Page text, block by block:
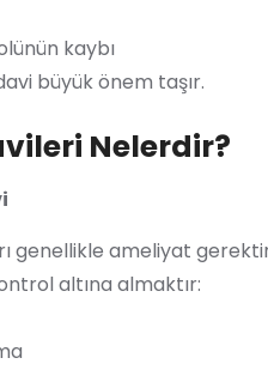
kaybı
büyük önem taşır.
Nelerdir?
genellikle ameliyat
altına almaktır: